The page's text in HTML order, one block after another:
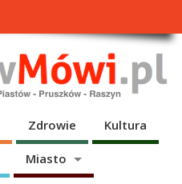
Zdrowie Kultura
Miasto